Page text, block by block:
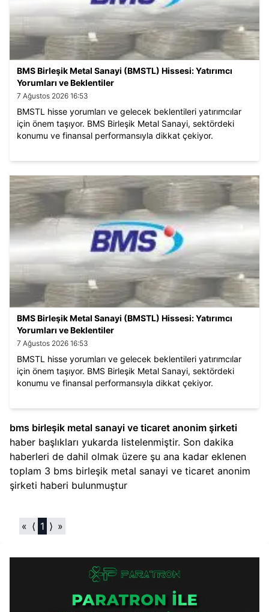
BMS Birleşik Metal Sanayi (BMSTL) Hissesi: Yatırımcı
Yorumları ve Beklentiler
7 Ağustos 2026 16:53
BMSTL hisse yorumları ve gelecek beklentileri yatırımcılar
için önem taşıyor. BMS Birleşik Metal Sanayi, sektördeki
konumu ve finansal performansıyla dikkat çekiyor.
BMS Birleşik Metal Sanayi (BMSTL) Hissesi: Yatırımcı
Yorumları ve Beklentiler
7 Ağustos 2026 16:53
BMSTL hisse yorumları ve gelecek beklentileri yatırımcılar
için önem taşıyor. BMS Birleşik Metal Sanayi, sektördeki
konumu ve finansal performansıyla dikkat çekiyor.
bms birleşik metal sanayi ve ticaret anonim şirketi​
haber başlıkları yukarda listelenmiştir. Son dakika
haberleri de dahil olmak üzere şu ana kadar eklenen
toplam 3 bms birleşik metal sanayi ve ticaret anonim
şirketi​ haberi bulunmuştur
« ⟨ 1 ⟩ »